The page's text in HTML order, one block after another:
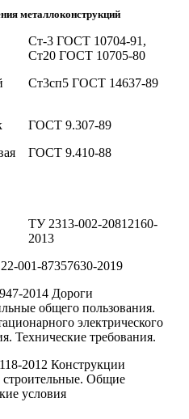
металлоконструкций
Ст-3 ГОСТ 10704-91,
Ст20 ГОСТ 10705-80
Ст3сп5 ГОСТ 14637-89
ГОСТ 9.307-89
ГОСТ 9.410-88
ТУ 2313-002-20812160-
2013
001-87357630-2019
2014 Дороги
общего пользования.
электрического
Технические требования.
2012 Конструкции
строительные. Общие
условия